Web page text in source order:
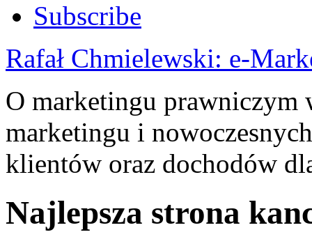
Subscribe
Rafał Chmielewski: e-
O marketingu prawniczym
marketingu i
klientów oraz dochodów
Najlepsza strona